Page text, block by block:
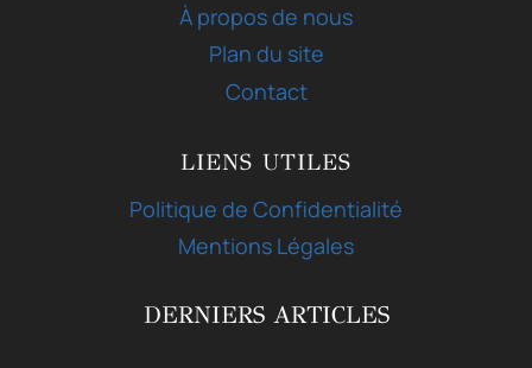
À propos de nous
Plan du site
Contact
LIENS UTILES
Politique de Confidentialité
Mentions Légales
DERNIERS ARTICLES